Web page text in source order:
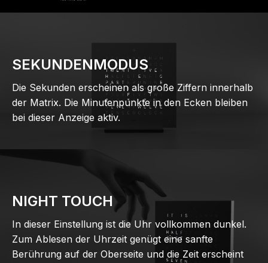
SEKUNDENMODUS
Die Sekunden erscheinen als große Ziffern innerhalb
der Matrix. Die Minutenpunkte in den Ecken bleiben
bei dieser Anzeige aktiv.
NIGHT TOUCH
In dieser Einstellung ist die Uhr vollkommen dunkel.
Zum Ablesen der Uhrzeit genügt eine sanfte
Berührung auf der Oberseite und die Zeit erscheint